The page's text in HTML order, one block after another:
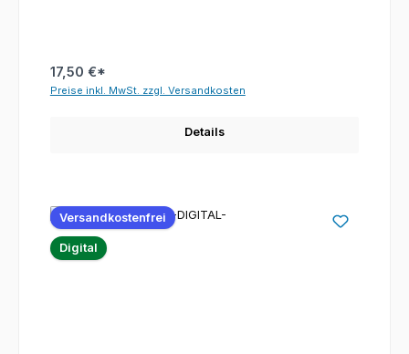
17,50 €*
Preise inkl. MwSt. zzgl. Versandkosten
Details
Versandkostenfrei
Digital